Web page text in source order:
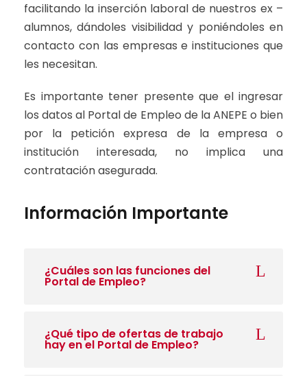
facilitando la inserción laboral de nuestros ex –
alumnos, dándoles visibilidad y poniéndoles en
contacto con las empresas e instituciones que
les necesitan.
Es importante tener presente que el ingresar
los datos al Portal de Empleo de la ANEPE o bien
por la petición expresa de la empresa o
institución interesada, no implica una
contratación asegurada.
Información Importante
¿Cuáles son las funciones del
Portal de Empleo?
¿Qué tipo de ofertas de trabajo
hay en el Portal de Empleo?